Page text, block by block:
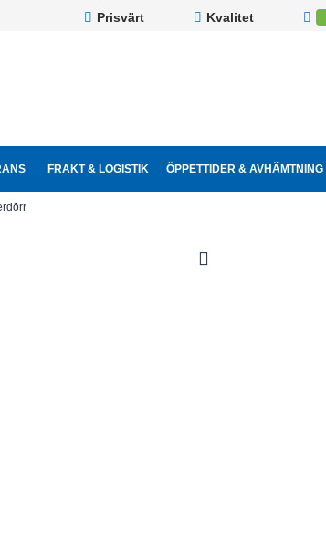
Prisvärt Kvalitet
FRAKT & LOGISTIK ÖPPETTIDER & AVHÄMTNING